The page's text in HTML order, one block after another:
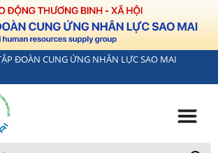
ĐOÀN CUNG ỨNG NHÂN LỰC SAO MAI